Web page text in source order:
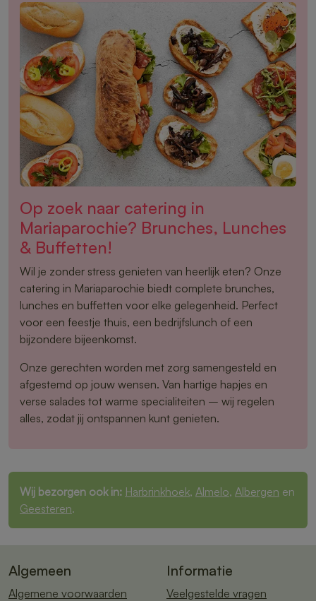
Op zoek naar catering in
Mariaparochie? Brunches, Lunches
& Buffetten!
Wil je zonder stress genieten van heerlijk eten? Onze
catering in Mariaparochie biedt complete brunches,
lunches en buffetten voor elke gelegenheid. Perfect
voor een feestje thuis, een bedrijfslunch of een
bijzondere bijeenkomst.
Onze gerechten worden met zorg samengesteld en
afgestemd op jouw wensen. Van hartige hapjes en
verse salades tot warme specialiteiten – wij regelen
alles, zodat jij ontspannen kunt genieten.
Wij bezorgen ook in: Harbrinkhoek, Almelo, Albergen en
Geesteren.
Algemeen
Algemene voorwaarden
Informatie
Veelgestelde vragen